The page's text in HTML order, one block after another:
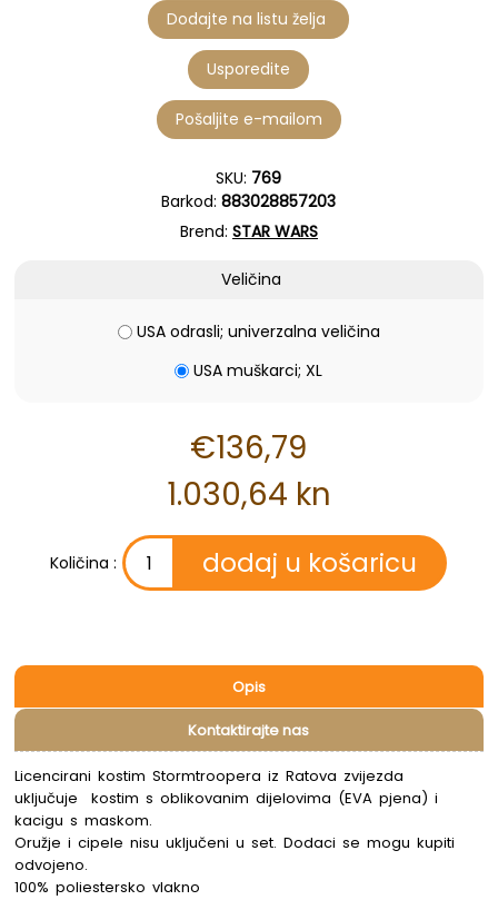
SKU: 769
Barkod: 883028857203
Brend: STAR WARS
Veličina
USA odrasli; univerzalna veličina
USA muškarci; XL
€136,79
1.030,64 kn
Količina :
Opis
Kontaktirajte nas
Licencirani kostim Stormtroopera iz Ratova zvijezda
uključuje kostim s oblikovanim dijelovima (EVA pjena) i
kacigu s maskom.
Oružje i cipele nisu uključeni u set. Dodaci se mogu kupiti
odvojeno.
100% poliestersko vlakno